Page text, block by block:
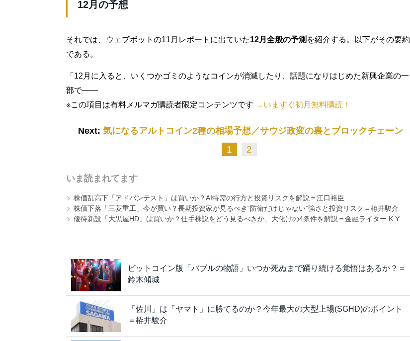
12月の予想
それでは、ウェブボットの11月レポートに出ていた12月全般の予測 を紹介する。以下がその要約
である。
「12月に入ると、いくつかゴミのようなコインが消滅したり、話題になりはじめた新興企業の一
部で――
※この項目は有料メルマガ購読者限定コンテンツです →いますぐ初月無料購読！
Next: 気になるアルトコイン2種の相場予想／サウジ政変の裏とブロックチェーン
1 2
いま読まれてます
株価乱高下「アドバンテスト」は買いか？AI特需の行方と投資リスクを解説＝江口裕臣
株価下落「三菱重工」今が買い？長期投資家が見るべき“防衛だけじゃない”強さと投資リスク＝栫井駿介
優待新設「大黒屋HD」は買いか？仕手株説をどう見るべきか、大化けの4条件を解説＝金融ライター K.Y
ビットコイン版「バブルの物語」いつか死ぬまで踊り続ける覚悟はあるか？＝
鈴木傾城
「佐川」は「ヤマト」に勝てるのか？今年最大の大型上場(SGHD)のポイント
＝栫井駿介